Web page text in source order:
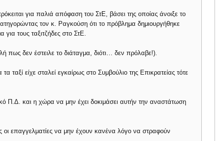
για παλιά απόφαση του ΣτΕ, βάσει της οποίας άνοιξε το
τον κ. Ραγκούση ότι το πρόβλημα δημιουργήθηκε
για τους ταξιτζήδες στο ΣτΕ.
δεν έστειλε το διάταγμα, διότι… δεν πρόλαβε!).
είχε σταλεί εγκαίρως στο Συμβούλιο της Επικρατείας τότε
Π.Δ. και η χώρα να μην έχει δοκιμάσει αυτήν την αναστάτωση
επαγγελματίες να μην έχουν κανένα λόγο να στραφούν